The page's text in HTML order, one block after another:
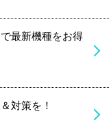
最新機種をお得
対策を！